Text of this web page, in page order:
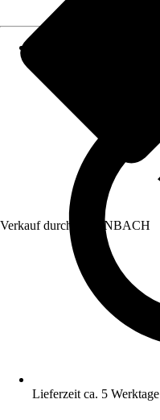
Verkauf durch: HORNBACH
Lieferzeit ca. 5 Werktage